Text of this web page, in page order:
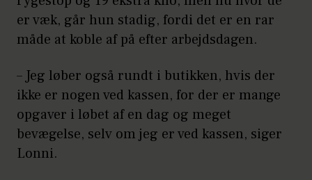
er væk, går hun stadig, fordi det er en rar
måde at koble af på efter arbejdsdagen.
– Jeg løber også rundt i butikken, hvis der
ikke er nogen ved kassen, for der er mange
opgaver i løbet af en dag og meget
bevægelse, selv om jeg er ved kassen, siger
Lonni.